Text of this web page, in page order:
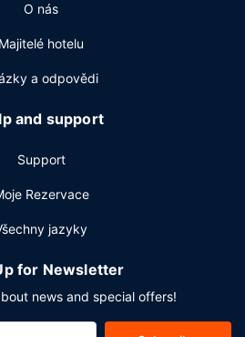
O nás
Majitelé hotelu
a odpovědi
and support
Support
Rezervace
jazyky
for Newsletter
news and special offers!